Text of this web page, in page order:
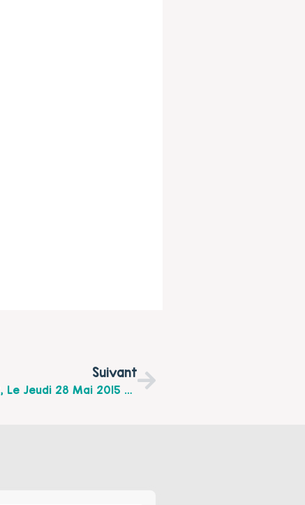
Suivant
Conférence "Eduquer Avec Bienveillance", Le Jeudi 28 Mai 2015 À 18h Au Centre Culturel Prévert De Harnes